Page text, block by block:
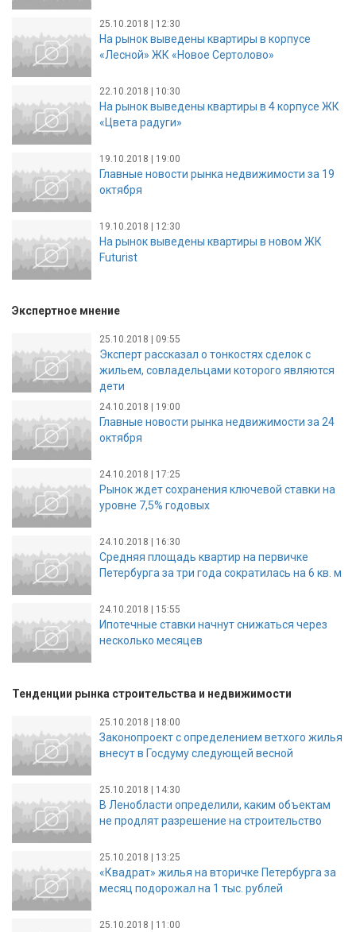
25.10.2018 | 12:30
На рынок выведены квартиры в корпусе
«Лесной» ЖК «Новое Сертолово»
22.10.2018 | 10:30
На рынок выведены квартиры в 4 корпусе ЖК
«Цвета радуги»
19.10.2018 | 19:00
Главные новости рынка недвижимости за 19
октября
19.10.2018 | 12:30
На рынок выведены квартиры в новом ЖК
Futurist
Экспертное мнение
25.10.2018 | 09:55
Эксперт рассказал о тонкостях сделок с
жильем, совладельцами которого являются
дети
24.10.2018 | 19:00
Главные новости рынка недвижимости за 24
октября
24.10.2018 | 17:25
Рынок ждет сохранения ключевой ставки на
уровне 7,5% годовых
24.10.2018 | 16:30
Средняя площадь квартир на первичке
Петербурга за три года сократилась на 6 кв. м
24.10.2018 | 15:55
Ипотечные ставки начнут снижаться через
несколько месяцев
Тенденции рынка строительства и недвижимости
25.10.2018 | 18:00
Законопроект с определением ветхого жилья
внесут в Госдуму следующей весной
25.10.2018 | 14:30
В Ленобласти определили, каким объектам
не продлят разрешение на строительство
25.10.2018 | 13:25
«Квадрат» жилья на вторичке Петербурга за
месяц подорожал на 1 тыс. рублей
25.10.2018 | 11:00